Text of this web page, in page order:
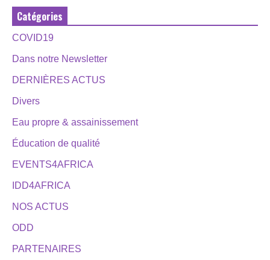
Catégories
COVID19
Dans notre Newsletter
DERNIÈRES ACTUS
Divers
Eau propre & assainissement
Éducation de qualité
EVENTS4AFRICA
IDD4AFRICA
NOS ACTUS
ODD
PARTENAIRES